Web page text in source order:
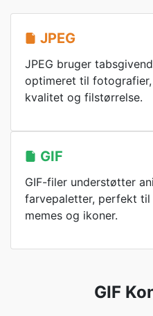
JPEG
JPEG bruger
optimeret til
kvalitet og filstørrelse.
GIF
GIF-filer understøtter
farvepaletter, perfekt til
memes og ikoner.
GIF